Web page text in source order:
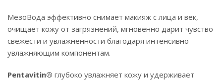
МезоВода эффективно снимает макияж с лица и век,
очищает кожу от загрязнений, мгновенно дарит чувство
свежести и увлажненности благодаря интенсивно
увлажняющим компонентам.
Pentavitin® глубоко увлажняет кожу и удерживает